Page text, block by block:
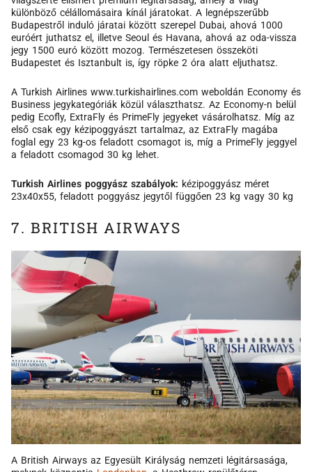
különböző célállomásaira kínál járatokat. A legnépszerűbb
Budapestről induló járatai között szerepel Dubai, ahová 1000
euróért juthatsz el, illetve Seoul és Havana, ahová az oda-vissza
jegy 1500 euró között mozog. Természetesen összeköti
Budapestet és Isztanbult is, így röpke 2 óra alatt eljuthatsz.
A Turkish Airlines www.turkishairlines.com weboldán Economy és
Business jegykategóriák közül választhatsz. Az Economy-n belül
pedig Ecofly, ExtraFly és PrimeFly jegyeket vásárolhatsz. Míg az
első csak egy kézipoggyászt tartalmaz, az ExtraFly magába
foglal egy 23 kg-os feladott csomagot is, míg a PrimeFly jeggyel
a feladott csomagod 30 kg lehet.
Turkish Airlines poggyász szabályok: kézipoggyász méret
23x40x55, feladott poggyász jegytől függően 23 kg vagy 30 kg
7. BRITISH AIRWAYS
A British Airways az Egyesült Királyság nemzeti légitársasága,